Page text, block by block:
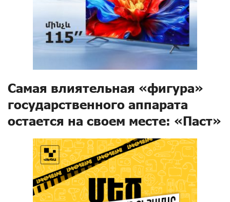
Самая влиятельная «фигура»
государственного аппарата
остается на своем месте: «Паст»